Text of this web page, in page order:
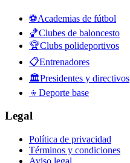
⚽Academias de fútbol
🏀Clubes de baloncesto
🏆Clubs polideportivos
📋Entrenadores
🏛️Presidentes y directivos
👦 Deporte base
Legal
Política de privacidad
Términos y condiciones